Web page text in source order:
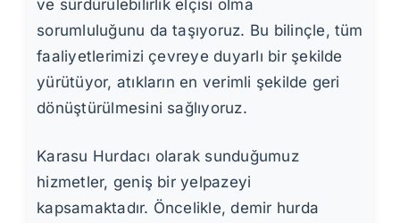
ve sürdürülebilirlik elçisi olma
sorumluluğunu da taşıyoruz. Bu bilinçle, tüm
faaliyetlerimizi çevreye duyarlı bir şekilde
yürütüyor, atıkların en verimli şekilde geri
dönüştürülmesini sağlıyoruz.
Karasu Hurdacı olarak sunduğumuz
hizmetler, geniş bir yelpazeyi
kapsamaktadır. Öncelikle, demir hurda